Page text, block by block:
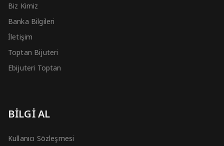
Biz Kimiz
Banka Bilgileri
İletişim
Toptan Bijuteri
Ebijuteri Toptan
BİLGİ AL
Kullanıcı Sözleşmesi